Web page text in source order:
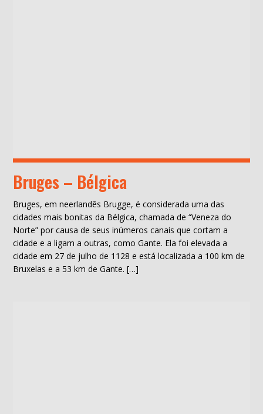
Bruges – Bélgica
Bruges, em neerlandês Brugge, é considerada uma das
cidades mais bonitas da Bélgica, chamada de “Veneza do
Norte” por causa de seus inúmeros canais que cortam a
cidade e a ligam a outras, como Gante. Ela foi elevada a
cidade em 27 de julho de 1128 e está localizada a 100 km de
Bruxelas e a 53 km de Gante. […]